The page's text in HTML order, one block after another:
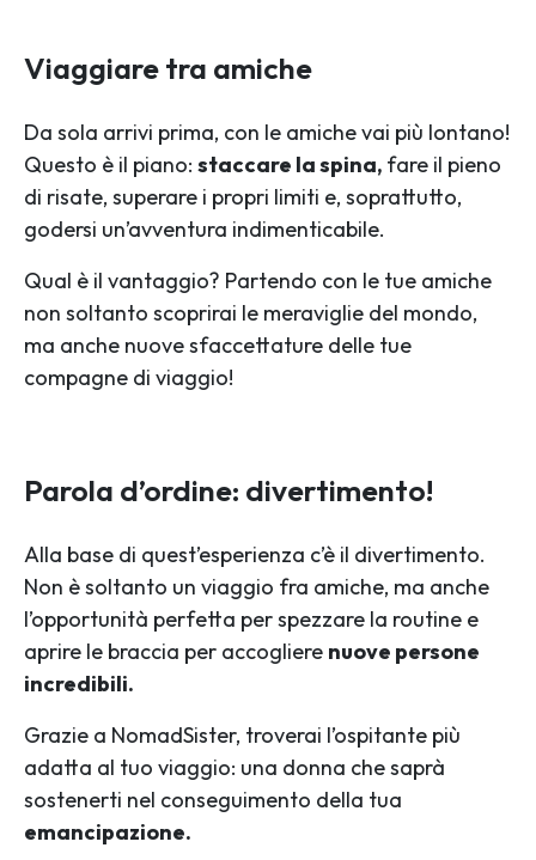
Viaggiare tra amiche
Da sola arrivi prima, con le amiche vai più lontano!
Questo è il piano: staccare la spina, fare il pieno
di risate, superare i propri limiti e, soprattutto,
godersi un’avventura indimenticabile.
Qual è il vantaggio? Partendo con le tue amiche
non soltanto scoprirai le meraviglie del mondo,
ma anche nuove sfaccettature delle tue
compagne di viaggio!
Parola d’ordine: divertimento!
Alla base di quest’esperienza c’è il divertimento.
Non è soltanto un viaggio fra amiche, ma anche
l’opportunità perfetta per spezzare la routine e
aprire le braccia per accogliere nuove persone
incredibili.
Grazie a NomadSister, troverai l’ospitante più
adatta al tuo viaggio: una donna che saprà
sostenerti nel conseguimento della tua
emancipazione.